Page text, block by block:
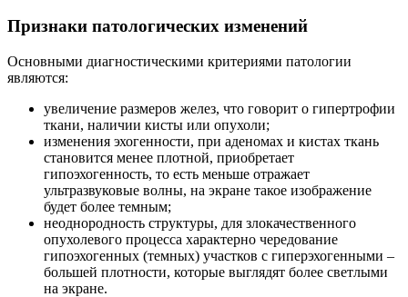
Признаки патологических изменений
Основными диагностическими критериями патологии
являются:
увеличение размеров желез, что говорит о гипертрофии
ткани, наличии кисты или опухоли;
изменения эхогенности, при аденомах и кистах ткань
становится менее плотной, приобретает
гипоэхогенность, то есть меньше отражает
ультразвуковые волны, на экране такое изображение
будет более темным;
неоднородность структуры, для злокачественного
опухолевого процесса характерно чередование
гипоэхогенных (темных) участков с гиперэхогенными –
большей плотности, которые выглядят более светлыми
на экране.